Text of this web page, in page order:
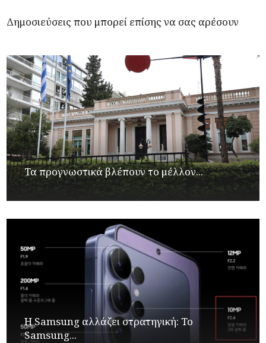
Δημοσιεύσεις που μπορεί επίσης να σας αρέσουν
Τα προγνωστικά βλέπουν το μέλλον...
Η Samsung αλλάζει στρατηγική: Το
Samsung...